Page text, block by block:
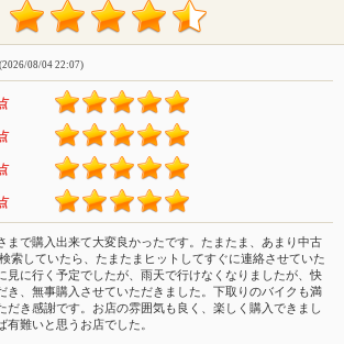
(2026/08/04 22:07)
まで購入出来て大変良かったです。たまたま、あまり中古
索していたら、たまたまヒットしてすぐに連絡させていた
見に行く予定でしたが、雨天で行けなくなりましたが、快
き、無事購入させていただきました。下取りのバイクも満
だき感謝です。お店の雰囲気も良く、楽しく購入できまし
難いと思うお店でした。